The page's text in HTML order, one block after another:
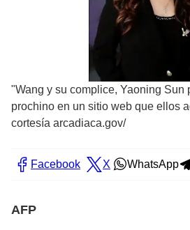
"Wang y su complice, Yaoning Sun
prochino en un sitio web que ellos
cortesía arcadiaca.gov/
Facebook X WhatsApp
AFP